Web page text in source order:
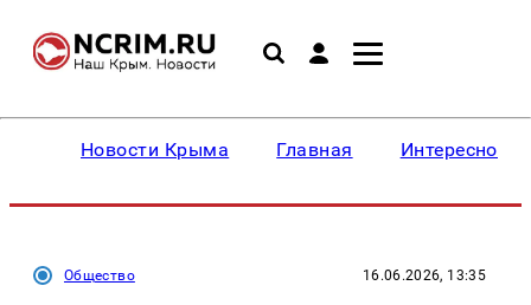
Новости Крыма Главная Интересное
Общество 16.06.2026, 13:35